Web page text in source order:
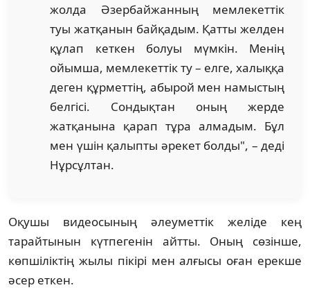
жолда Әзербайжанның мемлекеттік
туы жатқанын байқадым. Қатты желден
құлап кеткен болуы мүмкін. Менің
ойымша, мемлекеттік ту – елге, халыққа
деген құрметтің, абырой мен намыстың
белгісі. Сондықтан оның жерде
жатқанына қарап тұра алмадым. Бұл
мен үшін қалыпты әрекет болды", – деді
Нұрсұлтан.
Оқушы видеосының әлеуметтік желіде кең
тарайтынын күтпегенін айтты. Оның сөзінше,
көпшіліктің жылы пікірі мен алғысы оған ерекше
әсер еткен.